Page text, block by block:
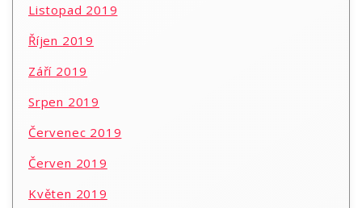
Listopad 2019
Říjen 2019
Září 2019
Srpen 2019
Červenec 2019
Červen 2019
Květen 2019